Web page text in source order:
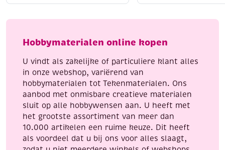
sheetz
12.5
30.5
cm,
vel,
Light
pink
aantal
Hobbymaterialen online kopen
U vindt als zakelijke of particuliere klant alles
in onze webshop, variërend van
hobbymaterialen tot Tekenmaterialen. Ons
aanbod met onmisbare creatieve materialen
sluit op alle hobbywensen aan. U heeft met
het grootste assortiment van meer dan
10.000 artikelen een ruime keuze. Dit heeft
als voordeel dat u bij ons voor alles slaagt,